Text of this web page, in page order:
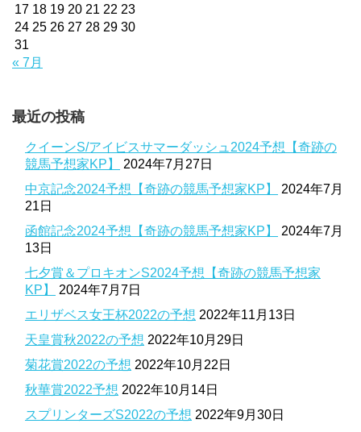
17 18 19 20 21 22 23
24 25 26 27 28 29 30
31
« 7月
最近の投稿
クイーンS/アイビスサマーダッシュ2024予想【奇跡の
競馬予想家KP】
2024年7月27日
中京記念2024予想【奇跡の競馬予想家KP】
2024年7月
21日
函館記念2024予想【奇跡の競馬予想家KP】
2024年7月
13日
七夕賞＆プロキオンS2024予想【奇跡の競馬予想家
KP】
2024年7月7日
エリザベス女王杯2022の予想 2022年11月13日
天皇賞秋2022の予想 2022年10月29日
菊花賞2022の予想 2022年10月22日
秋華賞2022予想 2022年10月14日
スプリンターズS2022の予想 2022年9月30日